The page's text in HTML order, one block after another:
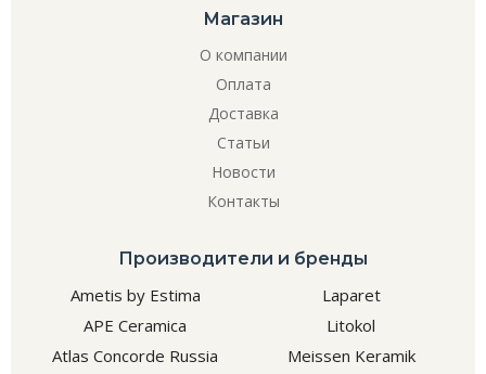
Магазин
О компании
Оплата
Доставка
Статьи
Новости
Контакты
Производители и бренды
Ametis by Estima
APE Ceramica
Atlas Concorde Russia
Laparet
Litokol
Meissen Keramik